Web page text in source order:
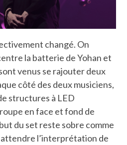
changé. On
la batterie de Yohan et
venus se rajouter deux
côté des deux musiciens,
structures à LED
en face et fond de
du set reste sobre comme
l’interprétation de